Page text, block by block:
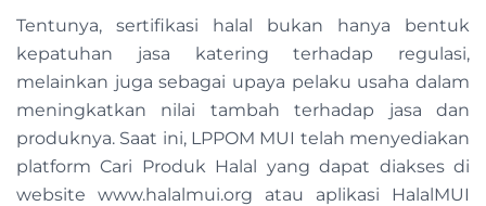
Tentunya, sertifikasi halal bukan hanya bentuk
kepatuhan jasa katering terhadap regulasi,
melainkan juga sebagai upaya pelaku usaha dalam
meningkatkan nilai tambah terhadap jasa dan
produknya. Saat ini, LPPOM MUI telah menyediakan
platform Cari Produk Halal yang dapat diakses di
website www.halalmui.org atau aplikasi HalalMUI